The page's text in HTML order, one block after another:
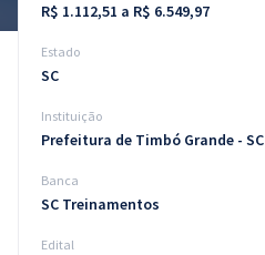
R$ 1.112,51 a R$ 6.549,97
Estado
SC
Instituição
Prefeitura de Timbó Grande - SC
Banca
SC Treinamentos
Edital